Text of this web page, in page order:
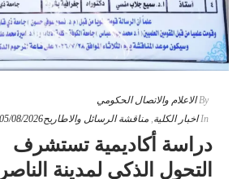
By الاعلام والاتصال الحكومي
In اخبار الكلية, مناقشة الرسائل والاطاريح05/08/2026
دراسة أكاديمية تستشرف
التحول الذكي لمدينة